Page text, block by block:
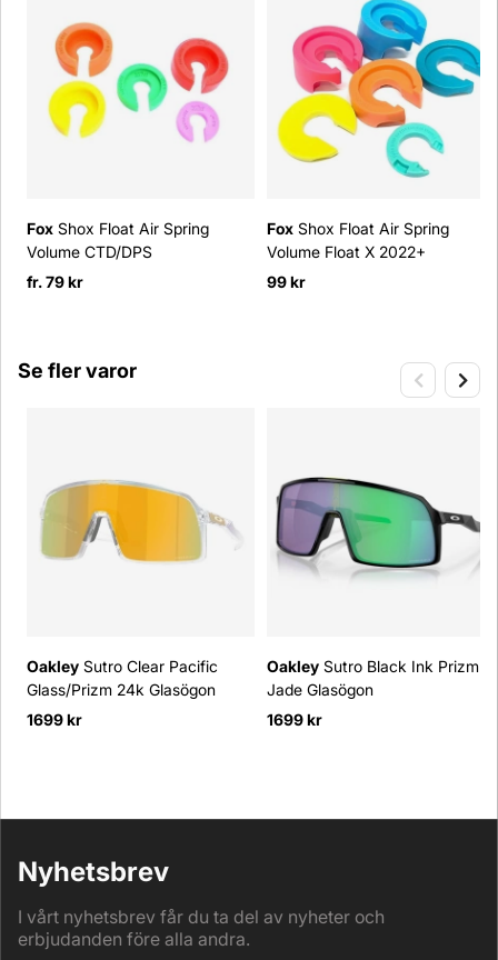
Fox Shox Float Air Spring
Volume CTD/DPS
fr. 79 kr
Fox Shox Float Air Spring
Volume Float X 2022+
99 kr
Se fler varor
Oakley Sutro Clear Pacific
Glass/Prizm 24k Glasögon
1699 kr
Oakley Sutro Black Ink Prizm
Jade Glasögon
1699 kr
Nyhetsbrev
I vårt nyhetsbrev får du ta del av nyheter och
erbjudanden före alla andra.